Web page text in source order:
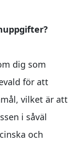
dig som
för att
vilket är att
i såväl
och